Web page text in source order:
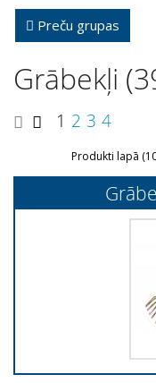
Preču grupas
Grābekļi
1 2 3 4
Produkti lapā